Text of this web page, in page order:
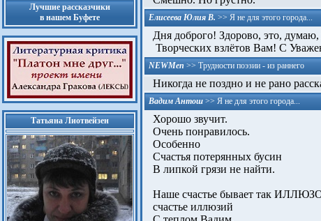
Лучшие рассказчики
в нашем Буфете
Татьяна Лиотвейзен
Елисеева Юлия В. >> Я не для этого города...
Дня доброго! Здорово, это,
Творческих взлётов Вам! С
NEWMen >> Трудности поэзии - из раннего
Никогда не поздно и не рано
Вадим Антош >> Я не для этого города...
Хорошо звучит.
Очень понравилось.
Особенно
Счастья потерянных бусин
В липкой грязи не найти.
Наше счастье бывает так
счастье иллюзий